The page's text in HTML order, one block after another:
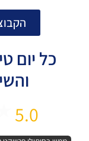
כל יום
5.0